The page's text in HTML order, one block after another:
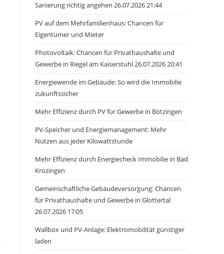
Sanierung richtig angehen 26.07.2026 21:44
PV auf dem Mehrfamilienhaus: Chancen für
Eigentümer und Mieter
Photovoltaik: Chancen für Privathaushalte und
Gewerbe in Riegel am Kaiserstuhl 26.07.2026 20:41
Energiewende im Gebäude: So wird die Immobilie
zukunftssicher
Mehr Effizienz durch PV für Gewerbe in Bötzingen
PV-Speicher und Energiemanagement: Mehr
Nutzen aus jeder Kilowattstunde
Mehr Effizienz durch Energiecheck Immobilie in Bad
Krozingen
Gemeinschaftliche Gebäudeversorgung: Chancen
für Privathaushalte und Gewerbe in Glottertal
26.07.2026 17:05
Wallbox und PV-Anlage: Elektromobilität günstiger
laden